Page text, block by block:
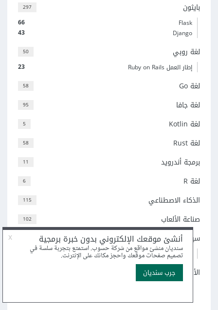
297 بايثون
66
Flask
43
Django
50 لغة روبي
23 إطار العمل Ruby on Rails
58 لغة Go
95 لغة جافا
5 لغة Kotlin
58 لغة Rust
11 برمجة أندرويد
6 لغة R
115 الذكاء الاصطناعي
102 صناعة الألعاب
سير العمل
الأنظمة والأنظمة المدمجة